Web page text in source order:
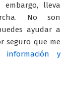
lleva
No son
ayudar a
seguro que me
información y